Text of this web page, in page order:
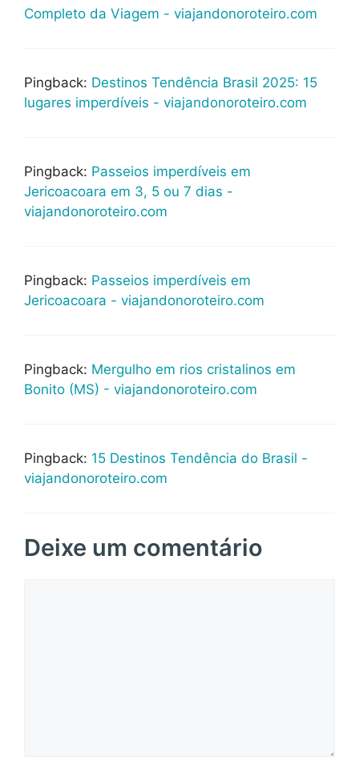
Completo da Viagem - viajandonoroteiro.com
Pingback: Destinos Tendência Brasil 2025: 15
lugares imperdíveis - viajandonoroteiro.com
Pingback: Passeios imperdíveis em
Jericoacoara em 3, 5 ou 7 dias -
viajandonoroteiro.com
Pingback: Passeios imperdíveis em
Jericoacoara - viajandonoroteiro.com
Pingback: Mergulho em rios cristalinos em
Bonito (MS) - viajandonoroteiro.com
Pingback: 15 Destinos Tendência do Brasil -
viajandonoroteiro.com
Deixe um comentário